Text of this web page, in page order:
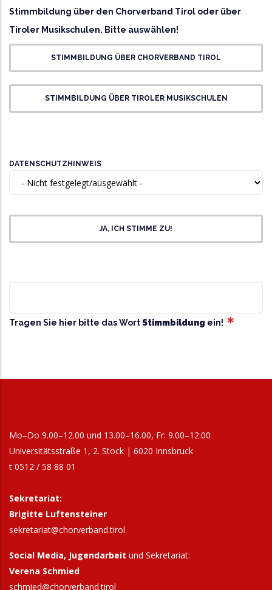
Stimmbildung
Chorverband-
Musikschulen
Stimmbildung über den Chorverband Tirol oder über
Tiroler Musikschulen. Bitte auswählen!
STIMMBILDUNG ÜBER CHORVERBAND TIROL
STIMMBILDUNG ÜBER TIROLER MUSIKSCHULEN
Datenschutz
DATENSCHUTZHINWEIS
Zustimmung
Datenschutz
JA, ICH STIMME ZU!
Tragen Sie hier bitte das WortStimmbildung ein!
Mo–Do 9.00–12.00 und 13.00–16.00, Fr: 9.00–12.00
Universitätsstraße 1, 2. Stock | 6020 Innsbruck
t 0512 / 58 88 01
Sekretariat:
Brigitte Luftensteiner
sekretariat@chorverband.tirol
Social Media, Jugendarbeit und Sekretariat:
Verena Schmied
schmied@chorverband.tirol